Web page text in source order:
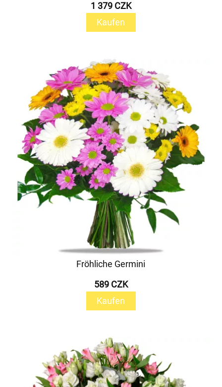
1 379 CZK
Kaufen
Fröhliche Germini
589 CZK
Kaufen